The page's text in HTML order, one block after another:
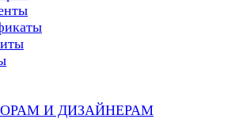
И ДИЗАЙНЕРАМ